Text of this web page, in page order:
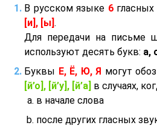
В русском языке 6гласных
[и], [ы] .
Для передачи на письме
используют десять букв: а,
Буквы Е, Ё, Ю, Я могут
[й’о], [й’у], [й’а] в случаях,
в начале слова
после других гласных